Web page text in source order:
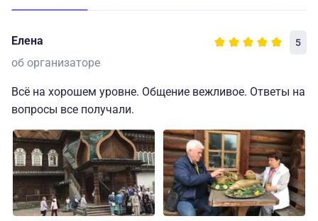
Елена 5
об организаторе
Всё на хорошем уровне. Общение вежливое. Ответы на
вопросы все получали.